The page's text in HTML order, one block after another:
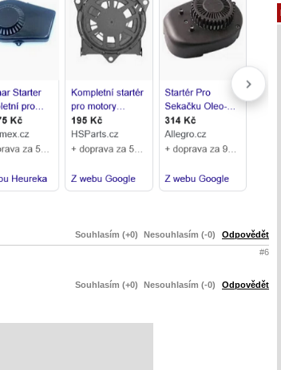
Souhlasím (+0) Nesouhlasím (-0) Odpovědět
#6
Souhlasím (+0) Nesouhlasím (-0) Odpovědět